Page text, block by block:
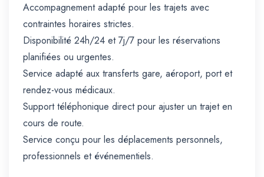
Accompagnement adapté pour les trajets avec
contraintes horaires strictes.
Disponibilité 24h/24 et 7j/7 pour les réservations
planifiées ou urgentes.
Service adapté aux transferts gare, aéroport, port et
rendez-vous médicaux.
Support téléphonique direct pour ajuster un trajet en
cours de route.
Service conçu pour les déplacements personnels,
professionnels et événementiels.